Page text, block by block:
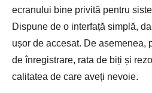
ecranului bine privită pentru
Dispune de o interfață simplă,
ușor de accesat. De asemenea,
de înregistrare, rata de biți și
calitatea de care aveți nevoie.